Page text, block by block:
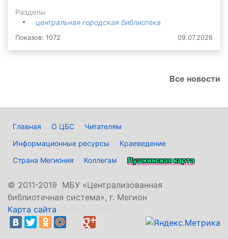
Разделы
центральная городская библиотека
Показов: 1072 09.07.2026
Все новости
Главная О ЦБС
Читателям
Информационные ресурсы
Краеведение
Страна Мегиония
Коллегам Пушкинская карта
© 2011-2019 МБУ «Централизованная
библиотечная система», г. Мегион
Карта сайта